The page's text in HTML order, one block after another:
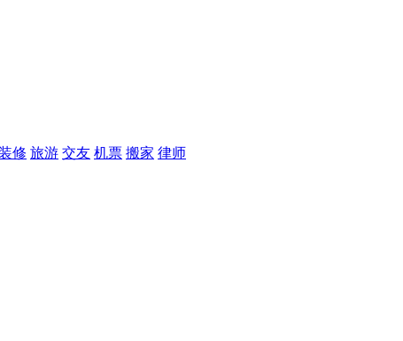
修 旅游 交友 机票 搬家 律师